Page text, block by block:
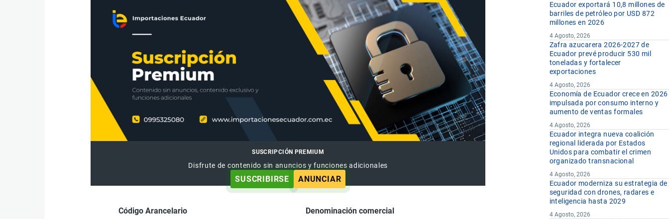
SUSCRIPCIÓN PREMIUM
Disfrute de contenido sin anuncios y funciones adicionales
SUSCRIBIRSE ANUNCIAR
Código Arancelario
Denominación comercial
Ecuador exportará 10,8 millones de
barriles de petróleo por USD 872
millones en 2026
4 Agosto, 2026
Zafra azucarera 2026-2027 de
Ecuador prevé producir 530 mil
toneladas y fortalecer
exportaciones
4 Agosto, 2026
Economía de Ecuador crece en 2026
impulsada por consumo interno y
aumento de ventas formales
4 Agosto, 2026
Ecuador integra nueva coalición
regional liderada por Estados
Unidos para combatir el crimen
organizado transnacional
4 Agosto, 2026
Ecuador moderniza su estrategia de
seguridad con drones, radares e
inteligencia hasta 2029
4 Agosto, 2026